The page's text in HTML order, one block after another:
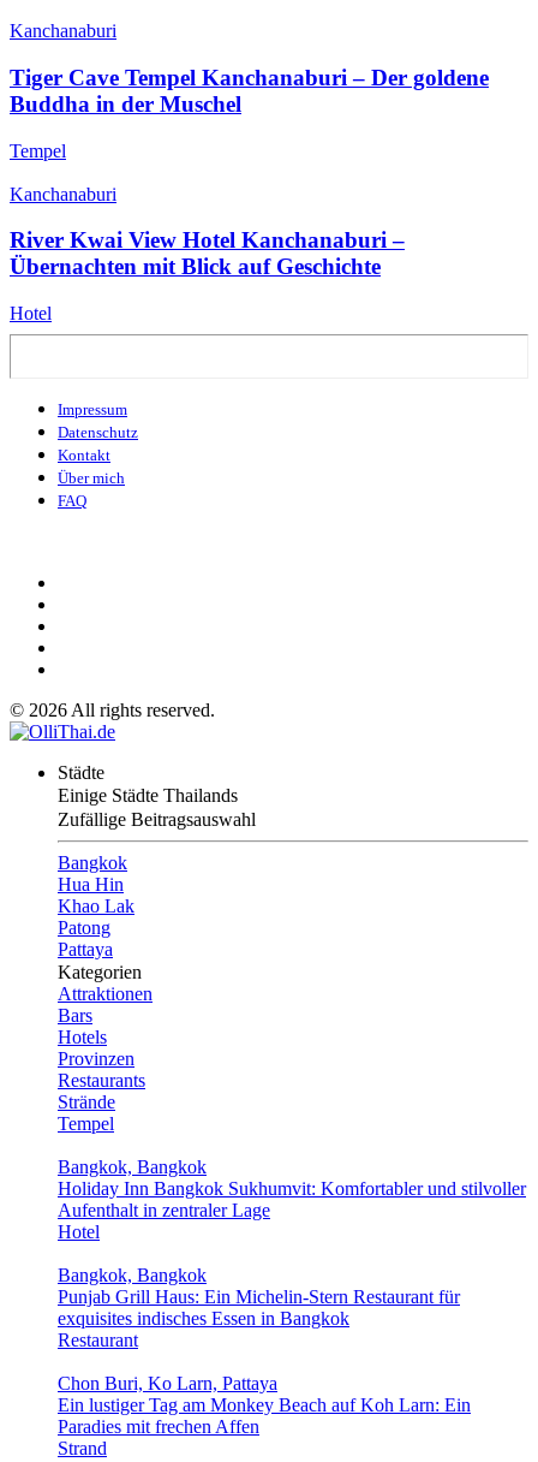
Kanchanaburi
Tiger Cave Tempel Kanchanaburi – Der goldene
Buddha in der Muschel
Tempel
Kanchanaburi
River Kwai View Hotel Kanchanaburi –
Übernachten mit Blick auf Geschichte
Hotel
Impressum
Datenschutz
Kontakt
Über mich
FAQ
© 2026 All rights reserved.
Städte
Einige Städte Thailands
Zufällige Beitragsauswahl
Bangkok
Hua Hin
Khao Lak
Patong
Pattaya
Kategorien
Attraktionen
Bars
Hotels
Provinzen
Restaurants
Strände
Tempel
Bangkok, Bangkok
Holiday Inn Bangkok Sukhumvit: Komfortabler und stilvoller
Aufenthalt in zentraler Lage
Hotel
Bangkok, Bangkok
Punjab Grill Haus: Ein Michelin-Stern Restaurant für
exquisites indisches Essen in Bangkok
Restaurant
Chon Buri, Ko Larn, Pattaya
Ein lustiger Tag am Monkey Beach auf Koh Larn: Ein
Paradies mit frechen Affen
Strand